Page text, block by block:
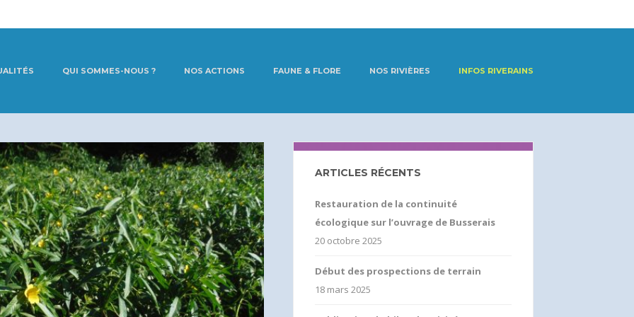
QUI SOMMES-NOUS ? NOS ACTIONS FAUNE & FLORE NOS RIVIÈRES INFOS RIVERAINS
ARTICLES RÉCENTS
Restauration de la continuité
écologique sur l’ouvrage de Busserais
20 octobre 2025
Début des prospections de terrain
18 mars 2025